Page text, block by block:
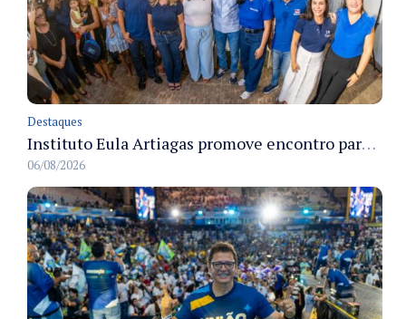
Destaques
Instituto Eula Artiagas promove encontro para discutir melhorias para o bairro Petrópolis
06/08/2026